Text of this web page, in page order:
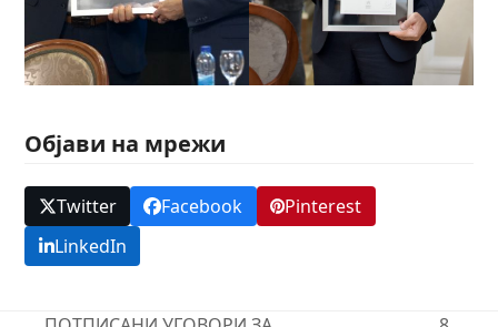
Објави на мрежи
Twitter Facebook
Pinterest
LinkedIn